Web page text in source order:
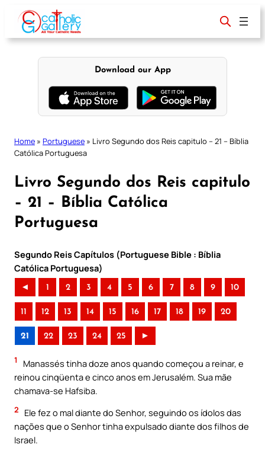
content
Download our App
Home » Portuguese » Livro Segundo dos Reis capitulo – 21 – Bíblia
Católica Portuguesa
Livro Segundo dos Reis capitulo
– 21 – Bíblia Católica
Portuguesa
Segundo Reis Capítulos (Portuguese Bible : Bíblia
Católica Portuguesa)
◄ 1 2 3 4 5 6 7 8 9 10
11 12 13 14 15 16 17 18 19 20
21 22 23 24 25 ►
1
Manassés tinha doze anos quando começou a reinar, e
reinou cinqüenta e cinco anos em Jerusalém. Sua mãe
chamava-se Hafsiba.
2
Ele fez o mal diante do Senhor, seguindo os ídolos das
nações que o Senhor tinha expulsado diante dos filhos de
Israel.